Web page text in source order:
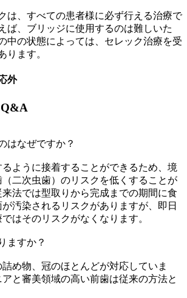
は、すべての患者様に必ず行える治療で
ば、ブリッジに使用するのは難しいた
中の状態によっては、セレック治療を受
ります。
外
はなぜですか？
ように接着することができるため、境
（二次虫歯）のリスクを低くすることが
法では型取りから完成までの期間に食
汚染されるリスクがありますが、即日
はそのリスクがなくなります。
ますか？
め物、冠のほとんどが対応していま
と審美領域の高い前歯は従来の方法と